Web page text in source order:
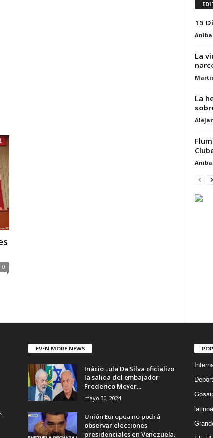
0
15
La
La
EVEN MORE NEWS
Inácio Lula Da Silva oficializo
la salida del embajador
Frederico Meyer...
mayo 30, 2024
Unión Europea no podrá
observar elecciones
presidenciales en Venezuela.